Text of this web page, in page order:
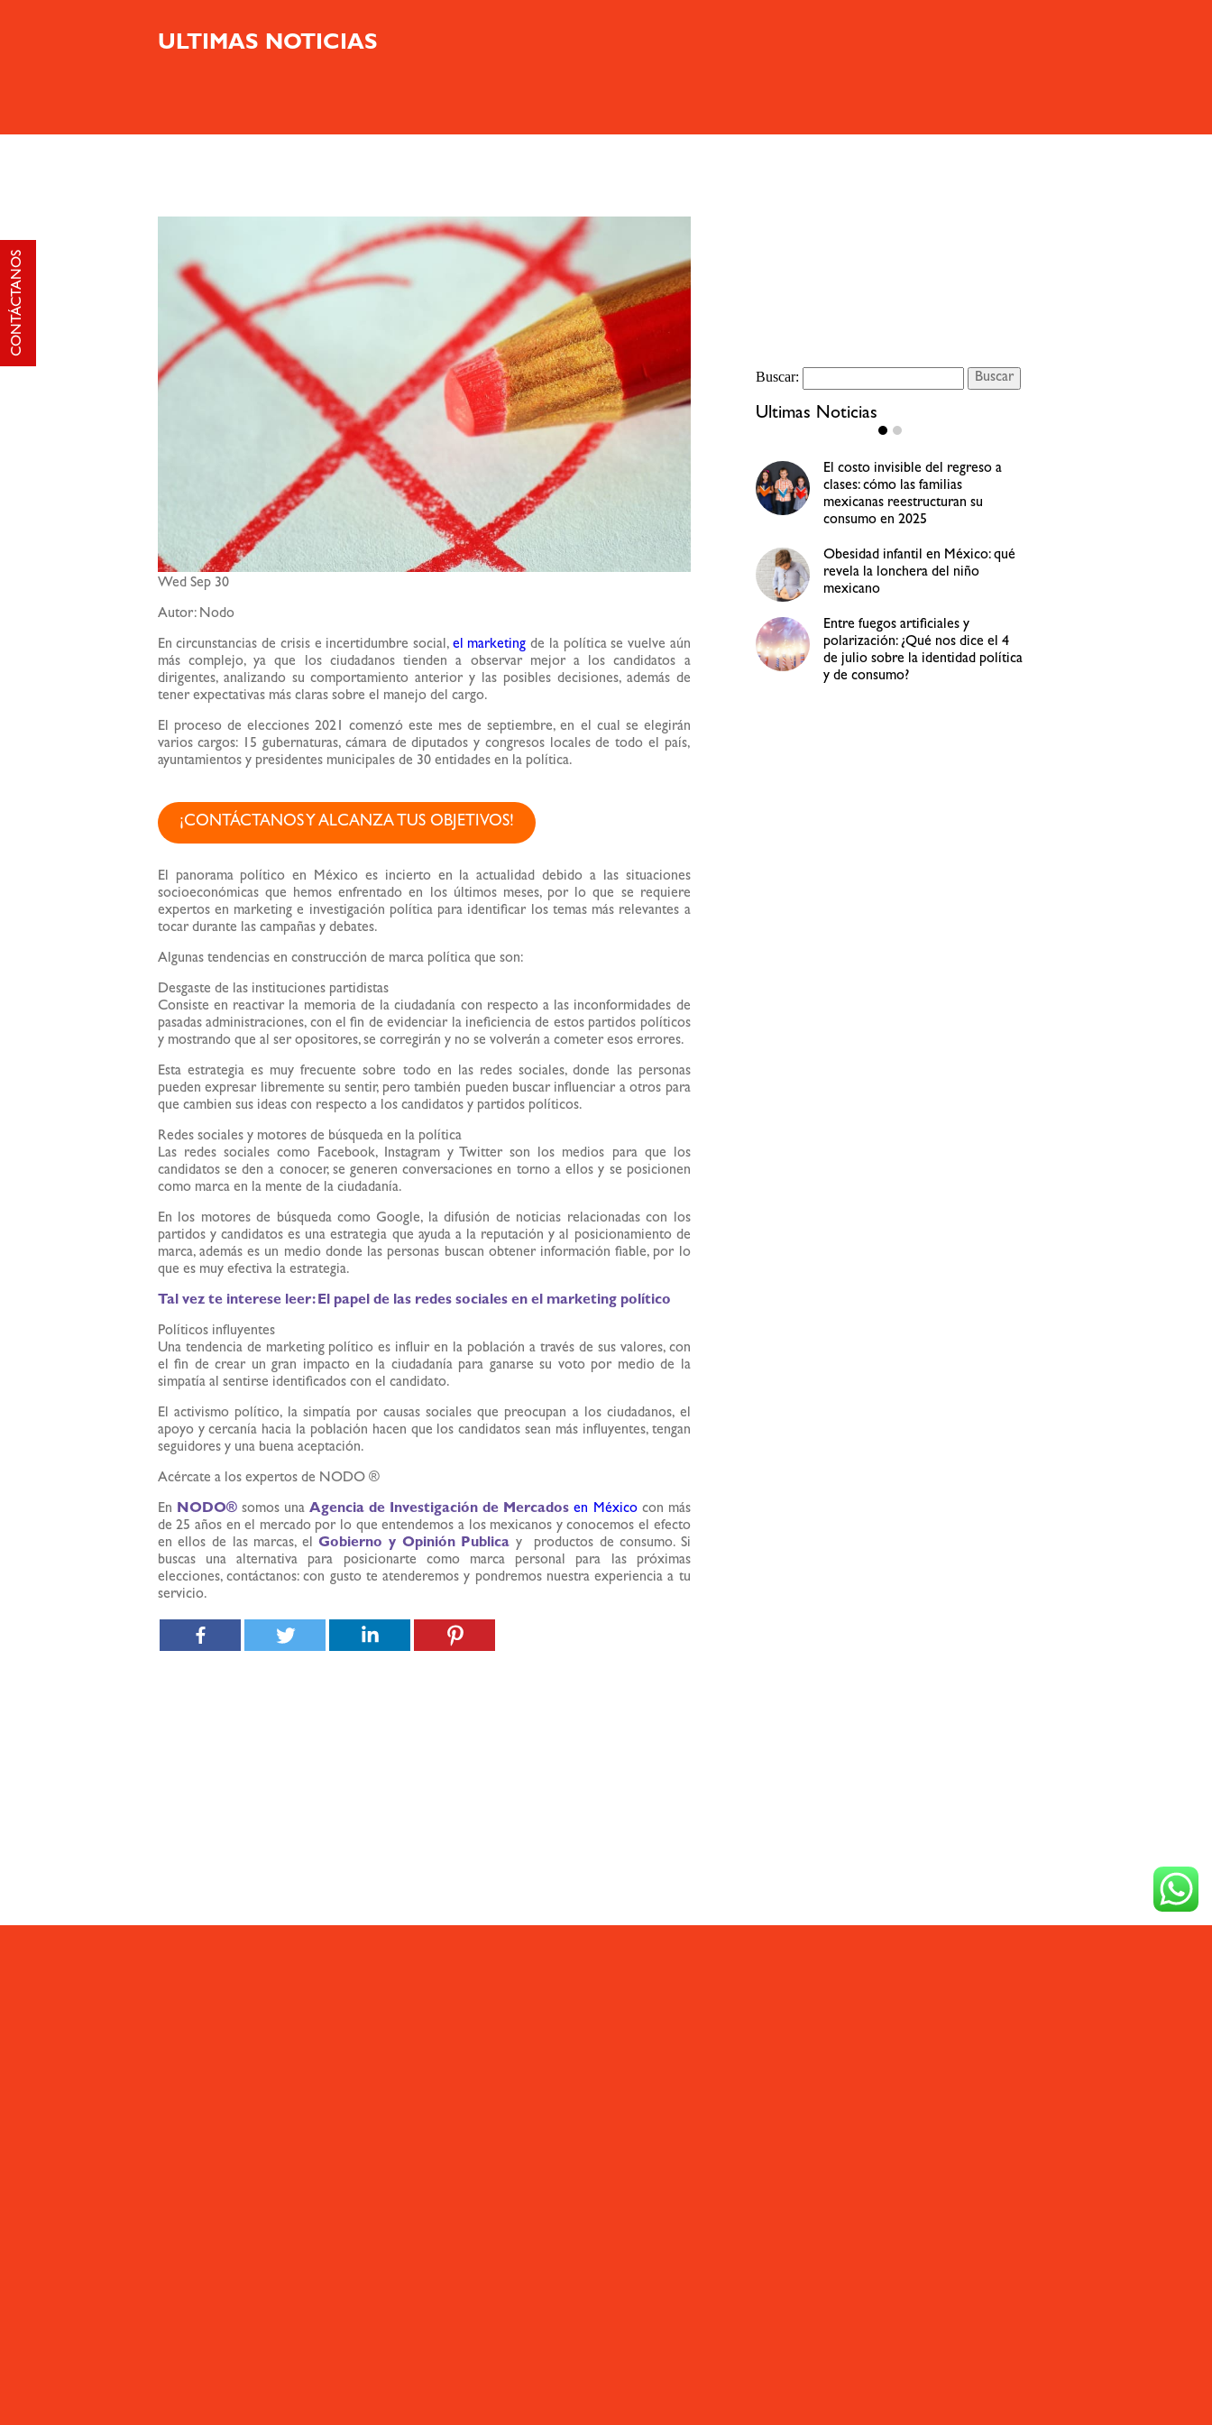
ULTIMAS NOTICIAS
Wed Sep 30
Autor: Nodo
En circunstancias de crisis e incertidumbre social, el marketing de la política se vuelve aún
más complejo, ya que los ciudadanos tienden a observar mejor a los candidatos a
dirigentes, analizando su comportamiento anterior y las posibles decisiones, además de
tener expectativas más claras sobre el manejo del cargo.
El proceso de elecciones 2021 comenzó este mes de septiembre, en el cual se elegirán
varios cargos: 15 gubernaturas, cámara de diputados y congresos locales de todo el país,
ayuntamientos y presidentes municipales de 30 entidades en la política.
¡CONTÁCTANOS Y ALCANZA TUS OBJETIVOS!
El panorama político en México es incierto en la actualidad debido a las situaciones
socioeconómicas que hemos enfrentado en los últimos meses, por lo que se requiere
expertos en marketing e investigación política para identificar los temas más relevantes a
tocar durante las campañas y debates.
Algunas tendencias en construcción de marca política que son:
Desgaste de las instituciones partidistas
Consiste en reactivar la memoria de la ciudadanía con respecto a las inconformidades de
pasadas administraciones, con el fin de evidenciar la ineficiencia de estos partidos políticos
y mostrando que al ser opositores, se corregirán y no se volverán a cometer esos errores.
Esta estrategia es muy frecuente sobre todo en las redes sociales, donde las personas
pueden expresar libremente su sentir, pero también pueden buscar influenciar a otros para
que cambien sus ideas con respecto a los candidatos y partidos políticos.
Redes sociales y motores de búsqueda en la política
Las redes sociales como Facebook, Instagram y Twitter son los medios para que los
candidatos se den a conocer, se generen conversaciones en torno a ellos y se posicionen
como marca en la mente de la ciudadanía.
En los motores de búsqueda como Google, la difusión de noticias relacionadas con los
partidos y candidatos es una estrategia que ayuda a la reputación y al posicionamiento de
marca, además es un medio donde las personas buscan obtener información fiable, por lo
que es muy efectiva la estrategia.
Tal vez te interese leer:El papel de las redes sociales en el marketing político
Políticos influyentes
Una tendencia de marketing político es influir en la población a través de sus valores, con
el fin de crear un gran impacto en la ciudadanía para ganarse su voto por medio de la
simpatía al sentirse identificados con el candidato.
El activismo político, la simpatía por causas sociales que preocupan a los ciudadanos, el
apoyo y cercanía hacia la población hacen que los candidatos sean más influyentes, tengan
seguidores y una buena aceptación.
Acércate a los expertos de NODO ®
En NODO®somos unaAgencia de Investigación de Mercados en Méxicocon más
de 25 años en el mercado por lo que entendemos a los mexicanos y conocemos el efecto
en ellos de las marcas, elGobierno y Opinión Publica y productos de consumo. Si
buscas una alternativa para posicionarte como marca personal para las próximas
elecciones, contáctanos: con gusto te atenderemos y pondremos nuestra experiencia a tu
servicio.
Buscar:
Ultimas Noticias
¿Son efectivas las redes sociales
para hacer encuestas de
investigación de mercados?
para comentar en redes sociales?
CONTÁCTANOS